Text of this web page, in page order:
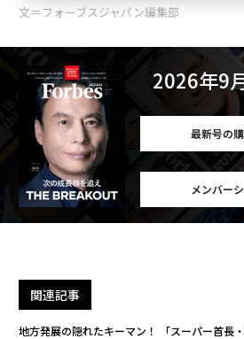
文＝フォーブスジャパン編集部
2026年9
最新号の
メンバー
関連記事
地方発展の隠れたキーマン！ 「スーパー首長